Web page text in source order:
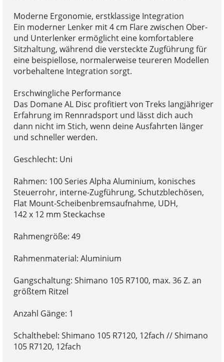
Moderne Ergonomie, erstklassige Integration
Ein moderner Lenker mit 4 cm Flare zwischen Ober-
und Unterlenker ermöglicht eine komfortablere
Sitzhaltung, während die versteckte Zugführung für
eine beispiellose, normalerweise teureren Modellen
vorbehaltene Integration sorgt.
Erschwingliche Performance
Das Domane AL Disc profitiert von Treks langjähriger
Erfahrung im Rennradsport und lässt dich auch
dann nicht im Stich, wenn deine Ausfahrten länger
und schneller werden.
Geschlecht: Uni
Rahmen: 100 Series Alpha Aluminium, konisches
Steuerrohr, interne-Zugführung, Schutzblechösen,
Flat Mount-Scheibenbremsaufnahme, UDH,
142 x 12 mm Steckachse
Rahmengröße: 49
Rahmenmaterial: Aluminium
Gangschaltung: Shimano 105 R7100, max. 36 Z. an
größtem Ritzel
Anzahl Gänge: 1
Schalthebel: Shimano 105 R7120, 12fach // Shimano
105 R7120, 12fach